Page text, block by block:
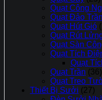
Quạt Công
Quạt Đảo Trần
Quạt Hút Gió
Quạt Rút
Quạt Sàn
Quạt Tích
Quạt
Quạt Trần (36)
Quạt Treo
Thiết Bị Sưởi (27)